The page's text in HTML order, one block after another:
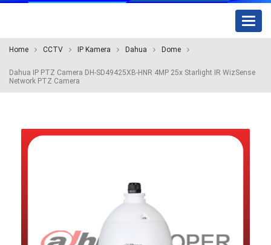
Home CCTV IP Kamera Dahua Dome
Dahua IP PTZ Camera DH-SD49425XB-HNR 4MP 25x Starlight IR WizSense
Network PTZ Camera